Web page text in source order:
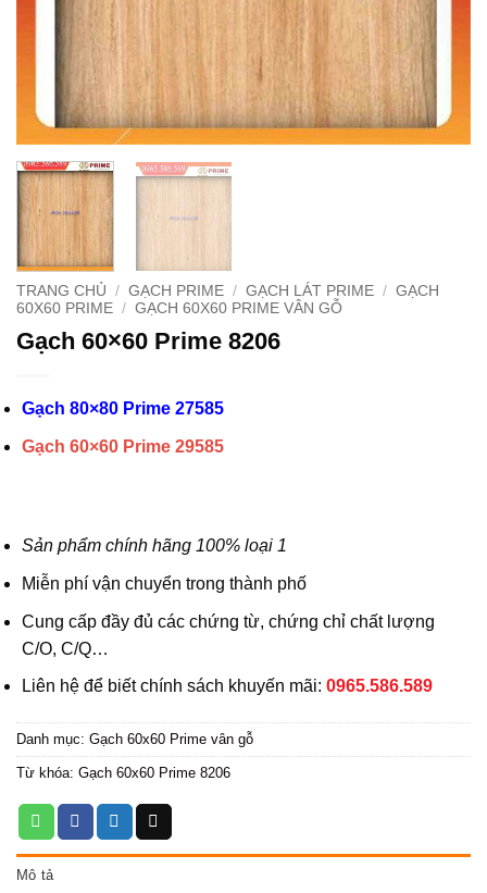
TRANG CHỦ / GẠCH PRIME / GẠCH LÁT PRIME / GẠCH
60X60 PRIME / GẠCH 60X60 PRIME VÂN GỖ
Gạch 60×60 Prime 8206
Gạch 80×80 Prime 27585
Gạch 60×60 Prime 29585
Sản phẩm chính hãng 100% loại 1
Miễn phí vận chuyển trong thành phố
Cung cấp đầy đủ các chứng từ, chứng chỉ chất lượng
C/O, C/Q…
Liên hệ để biết chính sách khuyến mãi: 0965.586.589
Danh mục: Gạch 60x60 Prime vân gỗ
Từ khóa: Gạch 60x60 Prime 8206
Mô tả